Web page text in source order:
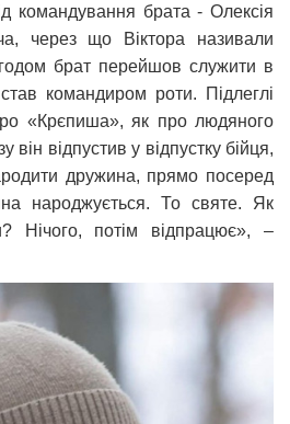
командування брата - Олексія
через що Віктора називали
брат перейшов служити в
командиром роти. Підлеглі
«Крєпиша», як про людяного
відпустив у відпустку бійця,
дружина, прямо посеред
народжується. То святе. Як
Нічого, потім відпрацює», –